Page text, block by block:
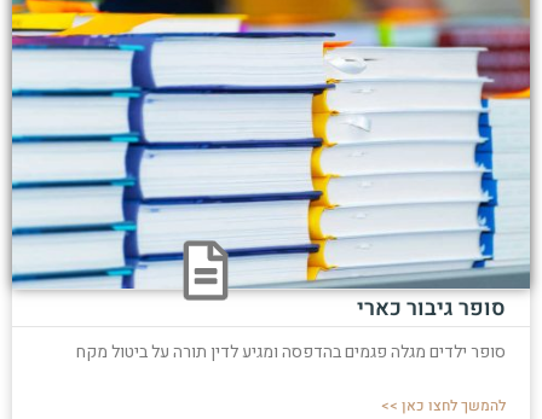
סופר גיבור כארי
סופר ילדים מגלה פגמים בהדפסה ומגיע לדין תורה על ביטול מקח
להמשך לחצו כאן >>